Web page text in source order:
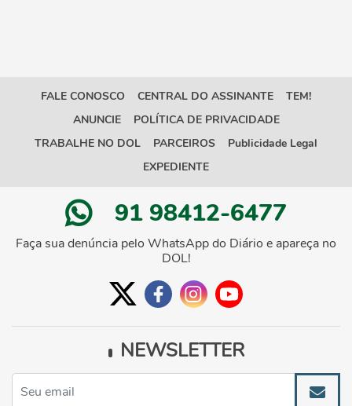
FALE CONOSCO CENTRAL DO ASSINANTE
TEM!
ANUNCIE
POLÍTICA DE PRIVACIDADE
TRABALHE NO DOL
PARCEIROS
Publicidade Legal
EXPEDIENTE
91 98412-6477
Faça sua denúncia pelo WhatsApp do Diário e apareça no
DOL!
NEWSLETTER